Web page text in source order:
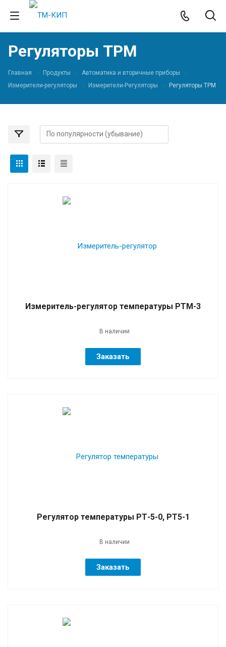
Регуляторы ТРМ
Главная Продукты
Автоматика и вторичные приборы
Измерители-регуляторы
Измерители-Регуляторы Регуляторы ТРМ
Измеритель-регулятор температуры РТМ-3
В наличии
Заказать
Регулятор температуры РТ-5-0, РТ5-1
В наличии
Заказать